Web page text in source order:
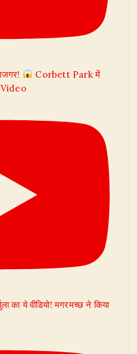
Corbett Park में
Video
का ये वीडियो! मगरमच्छ ने किया